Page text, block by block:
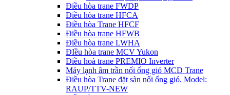
Điều hòa trane FWDP
Điều hòa trane HFCA
Điều hòa Trane HFCF
Điều hòa trane HFWB
Điều hòa trane LWHA
ĐIều hòa trane MCV Yukon
Điều hoà trane PREMIO Inverter
Máy lạnh âm trần nối ống gió MCD Trane
Điều hòa Trane đặt sàn nối ống gió. Model:
RAUP/TTV-NEW